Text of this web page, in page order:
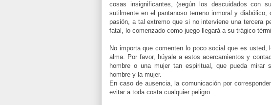
cosas insignificantes, (según los descuidados con
sutilmente en el pantanoso terreno inmoral y
pasión, a tal extremo que si no interviene una tercera
fatal, lo comenzado como juego llegará a su trágico
No importa que comenten lo poco social que es
alma. Por favor, húyale a estos acercamientos y
hombre o una mujer tan espiritual, que pueda mirar
hombre y la mujer.
En caso de ausencia, lacomunicación por
evitar a toda costa cualquier peligro.